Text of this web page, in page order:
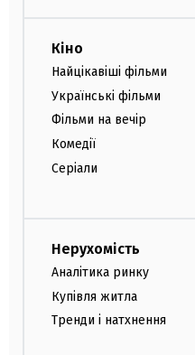
Кіно
Найцікавіші фільми
Українські фільми
Фільми на вечір
Комедії
Серіали
Нерухомість
Аналітика ринку
Купівля житла
Тренди і натхнення